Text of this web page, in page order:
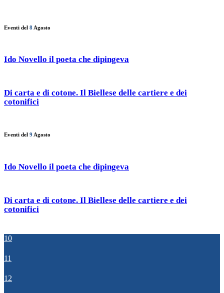
Eventi del 8 Agosto
Ido Novello il poeta che dipingeva
Di carta e di cotone. Il Biellese delle cartiere e dei
cotonifici
Eventi del 9 Agosto
Ido Novello il poeta che dipingeva
Di carta e di cotone. Il Biellese delle cartiere e dei
cotonifici
10
11
12